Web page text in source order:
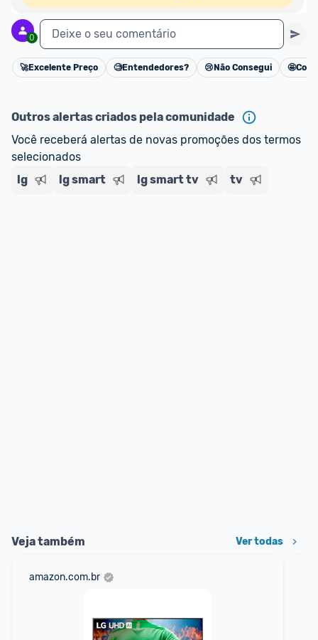
0 Deixe o seu comentário
Cancelar
🚀Excelente Preço 🧐Entendedores? 😢 Não Consegui 🤩
Outros alertas criados pela comunidade
Você receberá alertas de novas promoções dos termos
selecionados
lg
lg smart lg smart tv tv
Veja também Ver todas
amazon.com.br